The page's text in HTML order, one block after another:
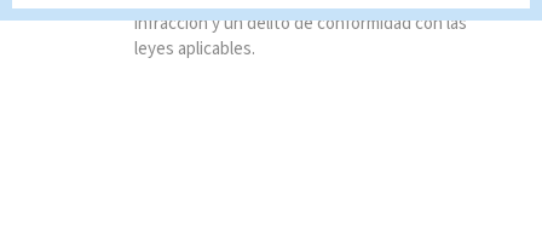
infracción y un delito de conformidad con las
leyes aplicables.